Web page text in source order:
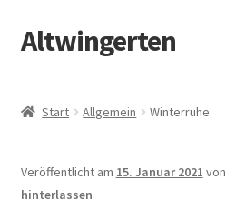
Zur
Navigation
Zum
Inhalt
Altwingerten
Start Allgemein Winterruhe
Veröffentlicht am 15. Januar 2021 von
hinterlassen